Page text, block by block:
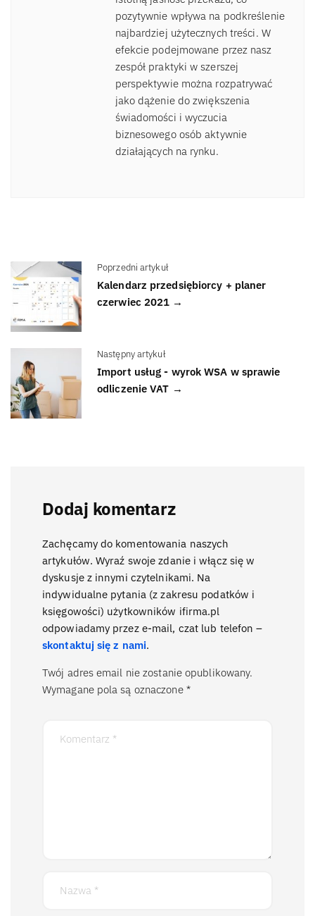
pozytywnie wpływa na podkreślenie
najbardziej użytecznych treści. W
efekcie podejmowane przez nasz
zespół praktyki w szerszej
perspektywie można rozpatrywać
jako dążenie do zwiększenia
świadomości i wyczucia
biznesowego osób aktywnie
działających na rynku.
Poprzedni artykuł
Kalendarz przedsiębiorcy + planer
czerwiec 2021 →
Następny artykuł
Import usług - wyrok WSA w sprawie
odliczenie VAT →
Dodaj komentarz
Zachęcamy do komentowania naszych
artykułów. Wyraź swoje zdanie i włącz się w
dyskusje z innymi czytelnikami. Na
indywidualne pytania (z zakresu podatków i
księgowości) użytkowników ifirma.pl
odpowiadamy przez e-mail, czat lub telefon –
skontaktuj się z nami.
Twój adres email nie zostanie opublikowany.
Wymagane pola są oznaczone *